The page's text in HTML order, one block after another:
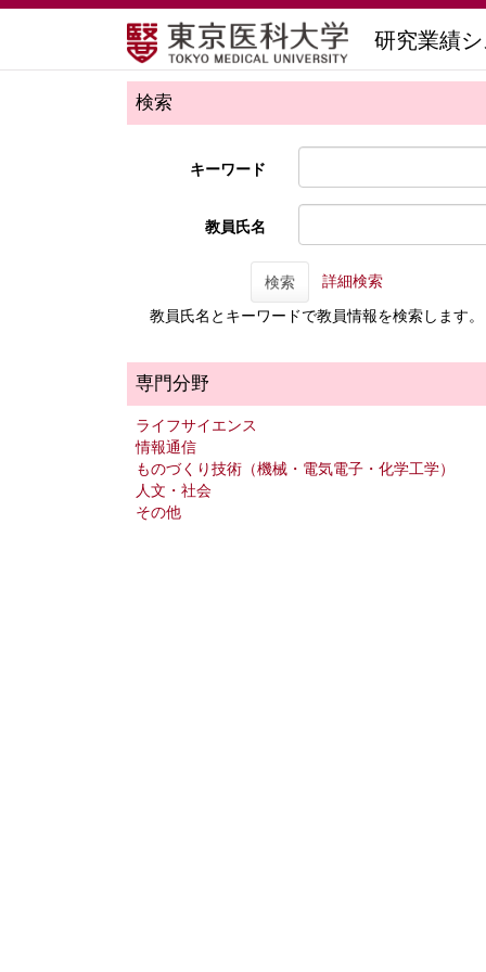
研究業績
検索
キーワード
教員氏名
検索 詳細検索
教員氏名とキーワードで教員情報を検索します。
専門分野
ライフサイエンス
情報通信
ものづくり技術（機械・電気電子・化学工学）
人文・社会
その他